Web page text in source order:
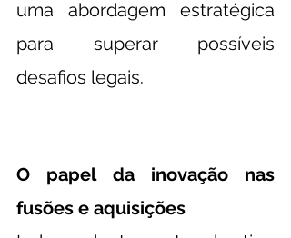
uma abordagem estratégica
para superar possíveis
desafios legais.
O papel da inovação nas
fusões e aquisições